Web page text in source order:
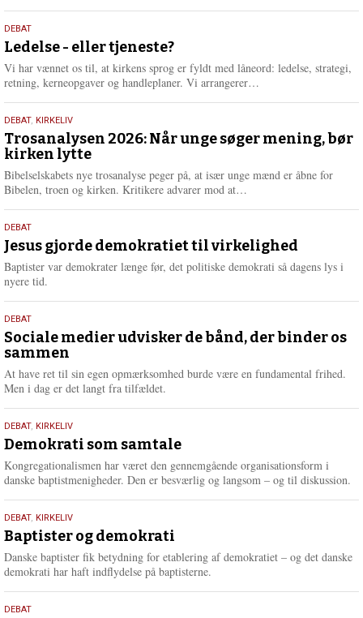
e
r
e
10.
juni
2026
DEBAT
Ledelse - eller tjeneste?
Vi har vænnet os til, at kirkens sprog er fyldt med låneord: ledelse, strategi,
retning, kerneopgaver og handleplaner. Vi arrangerer…
e
2.
juni
2026
DEBAT, KIRKELIV
Trosanalysen 2026: Når unge søger mening, bør
kirken lytte
Bibelselskabets nye trosanalyse peger på, at især unge mænd er åbne for
Bibelen, troen og kirken. Kritikere advarer mod at…
e
r
18.
maj
2026
DEBAT
Jesus gjorde demokratiet til virkelighed
Baptister var demokrater længe før, det politiske demokrati så dagens lys i
nyere tid.
18.
maj
2026
DEBAT
Sociale medier udvisker de bånd, der binder os
sammen
At have ret til sin egen opmærksomhed burde være en fundamental frihed.
Men i dag er det langt fra tilfældet.
18.
maj
2026
DEBAT, KIRKELIV
Demokrati som samtale
Kongregationalismen har været den gennemgående organisationsform i
danske baptistmenigheder. Den er besværlig og langsom – og til diskussion.
18.
maj
2026
DEBAT, KIRKELIV
Baptister og demokrati
Danske baptister fik betydning for etablering af demokratiet – og det danske
demokrati har haft indflydelse på baptisterne.
18.
DEBAT